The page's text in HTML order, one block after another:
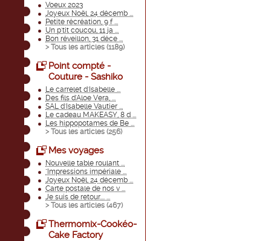
Voeux 2023
Joyeux Noël, 24 décemb ...
Petite récréation, 9 f ...
Un p'tit coucou, 11 ja ...
Bon réveillon, 31 déce ...
> Tous les articles (1189)
Point compté -
Couture - Sashiko
Le carrelet d'Isabelle ...
Des fils d'Aloe Vera, ...
SAL d'Isabelle Vautier ...
Le cadeau MAKEASY, 8 d ...
Les hippopotames de Be ...
> Tous les articles (256)
Mes voyages
Nouvelle table roulant ...
"Impressions impériale ...
Joyeux Noël, 24 décemb ...
Carte postale de nos v ...
Je suis de retour.... ...
> Tous les articles (467)
Thermomix-Cookéo-
Cake Factory